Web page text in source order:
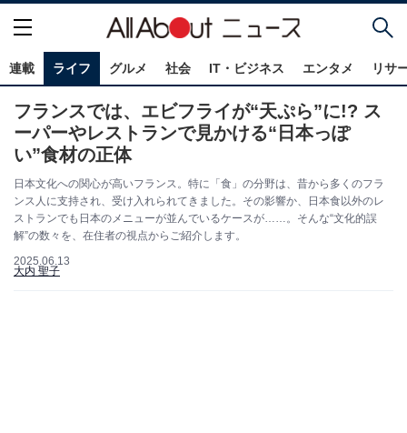
連載 ライフ グルメ 社会 IT・ビジネス エンタメ リサ
フランスでは、エビフライが“天ぷら”に!? ス
ーパーやレストランで見かける“日本っぽ
い”食材の正体
日本文化への関心が高いフランス。特に「食」の分野は、昔から多くのフラ
ンス人に支持され、受け入れられてきました。その影響か、日本食以外のレ
ストランでも日本のメニューが並んでいるケースが……。そんな“文化的誤
解”の数々を、在住者の視点からご紹介します。
2025.06.13
大内 聖子